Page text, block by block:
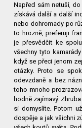
Napřed sám netuší,
získává další a další
nebo dohromady po
to hrozně, preferuji
je přesvědčit ke
všechny tyto
když se přeci jenom
otázky. Proto se
odevzdaně a bez
toho mnoho
hodně zajímavý.
si domyslíte. Potom
dospěje a jak všichni